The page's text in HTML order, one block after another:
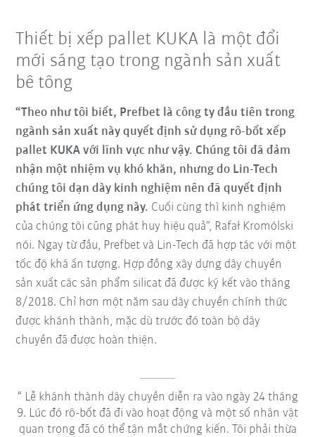
Thiết bị xếp pallet KUKA là một đổi
mới sáng tạo trong ngành sản xuất
bê tông
“Theo như tôi biết, Prefbet là công ty đầu tiên trong
ngành sản xuất này quyết định sử dụng rô-bốt xếp
pallet KUKA với lĩnh vực như vậy. Chúng tôi đã đảm
nhận một nhiệm vụ khó khăn, nhưng do Lin-Tech
chúng tôi dạn dày kinh nghiệm nên đã quyết định
phát triển ứng dụng này. Cuối cùng thì kinh nghiệm
của chúng tôi cũng phát huy hiệu quả”, Rafał Kromólski
nói. Ngay từ đầu, Prefbet và Lin-Tech đã hợp tác với một
tốc độ khá ấn tượng. Hợp đồng xây dựng dây chuyền
sản xuất các sản phẩm silicat đã được ký kết vào tháng
8/2018. Chỉ hơn một năm sau dây chuyền chính thức
được khánh thành, mặc dù trước đó toàn bộ dây
chuyền đã được hoàn thiện.
Lễ khánh thành dây chuyền diễn ra vào ngày 24 tháng
9. Lúc đó rô-bốt đã đi vào hoạt động và một số nhân vật
quan trọng đã có thể tận mắt chứng kiến. Tôi phải thừa